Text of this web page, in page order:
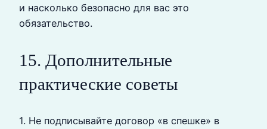
и насколько безопасно для вас это
обязательство.
15. Дополнительные
практические советы
1. Не подписывайте договор «в спешке» в